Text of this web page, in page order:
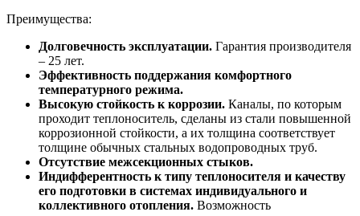
Преимущества:
Долговечность эксплуатации. Гарантия производителя
– 25 лет.
Эффективность поддержания комфортного
температурного режима.
Высокую стойкость к коррозии. Каналы, по которым
проходит теплоноситель, сделаны из стали повышенной
коррозионной стойкости, а их толщина соответствует
толщине обычных стальных водопроводных труб.
Отсутствие межсекционных стыков.
Индифферентность к типу теплоносителя и качеству
его подготовки в системах индивидуального и
коллективного отопления. Возможность